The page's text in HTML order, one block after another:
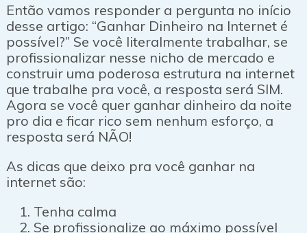
Então vamos responder a pergunta no início
desse artigo: “Ganhar Dinheiro na Internet é
possível?” Se você literalmente trabalhar, se
profissionalizar nesse nicho de mercado e
construir uma poderosa estrutura na internet
que trabalhe pra você, a resposta será SIM.
Agora se você quer ganhar dinheiro da noite
pro dia e ficar rico sem nenhum esforço, a
resposta será NÃO!
As dicas que deixo pra você ganhar na
internet são:
Tenha calma
Se profissionalize ao máximo possível